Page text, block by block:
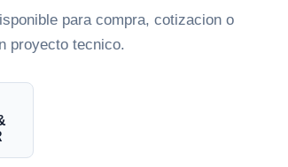
para compra, cotizacion o
proyecto tecnico.